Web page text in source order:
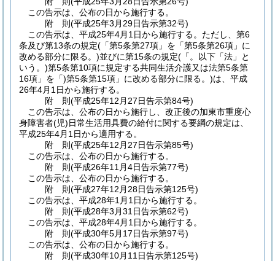
この告示は、公布の日から施行する。
附 則(平成25年3月29日告示第32号)
この告示は、平成25年4月1日から施行する。 ただし、第6
条及び第13条の規定(「第5条第27項」を「第5条第26項」に
改める部分に限る。)並びに第15条の規定(「。以下「法」と
いう。)第5条第10項に規定する共同生活介護又は法第5条第
16項」を「)第5条第15項」に改める部分に限る。)は、平成
26年4月1日から施行する。
附 則(平成25年12月27日告示第84号)
この告示は、公布の日から施行し、改正後の加東市重度心
身障害者(児)日常生活用具費の給付に関する要綱の規定は、
平成25年4月1日から適用する。
附 則(平成25年12月27日告示第85号)
この告示は、公布の日から施行する。
附 則(平成26年11月4日告示第77号)
この告示は、公布の日から施行する。
附 則(平成27年12月28日告示第125号)
この告示は、平成28年1月1日から施行する。
附 則(平成28年3月31日告示第62号)
この告示は、平成28年4月1日から施行する。
附 則(平成30年5月17日告示第97号)
この告示は、公布の日から施行する。
附 則(平成30年10月11日告示第125号)